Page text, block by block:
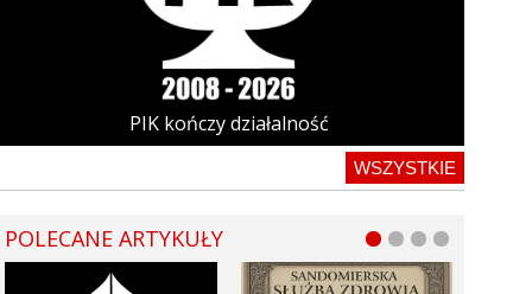
PIK kończy działalność
WSZYSTKIE
POLECANE ARTYKUŁY